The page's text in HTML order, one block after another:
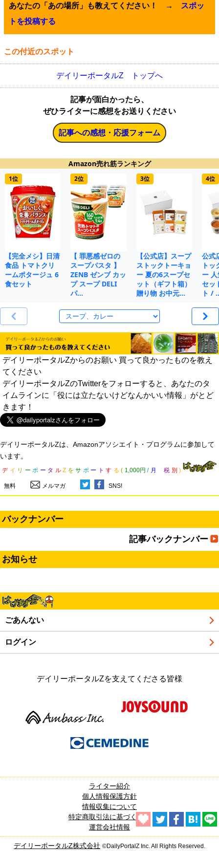
あなたの「あの場所」も教えてください！ →
スポッ
トを投稿する
この付近のスポット
デイリーポータルZ トップへ
記事が面白かったら、
ぜひライターに感想をお送りください
記事への感想・応援フォーム
Amazon売れ筋ランキング
1位
【完全メシ】日清
食品 トマトクリ
ームポタージュ 6
食セット
2位
【 罪悪感ゼロの
スープパスタ 】
ZENB ゼンブ カッ
プ スープ DELI
パ…
3位
【公式店】スープ
ストックトーキョ
ー 夏の6スープセ
ット（ギフト箱）
贈り物 お中元…
4位
公式
ト
ー
セッ
ト /
デイリーポータルZからのお願い 買って良かったものを教え
てください
デイリーポータルZのTwitterをフォローすると、あなたのタ
イムラインに「役には立たないけどなんかいい情報」がとど
きます！
デイリーポータルZは、Amazonアソシエイト・プログラムに参加して
います。
デ イ リ ー ポ ー タ ル Z を サ ポ ー ト す る ( 1,000円 / 月 税 別 )
無料 メルマガ SNS!
バックナンバー
記事バックナンバー
お知らせ
ごあんない
ログイン
デイリーポータルZを支えてくださる皆様
ライター紹介
個人情報保護方針
情報収集について
特定商取引法に基づく表記
運営会社情報
デイリーポータルZ株式会社 ©DailyPortalZ Inc. All Rights Reserved.